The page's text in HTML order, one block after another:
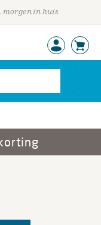
morgen in huis